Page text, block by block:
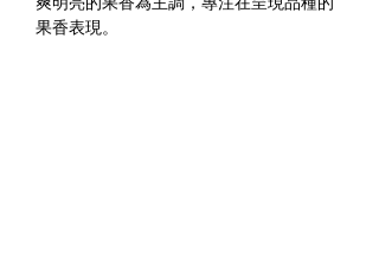
果香表現。